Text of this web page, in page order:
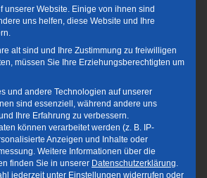
2025 mit
unserer Website. Einige von ihnen sind
uns helfen, diese Website und Ihre
alt sind und Ihre Zustimmung zu freiwilligen
müssen Sie Ihre Erziehungsberechtigten um
und andere Technologien auf unserer
sind essenziell, während andere uns
Ihre Erfahrung zu verbessern.
können verarbeitet werden (z. B. IP-
Anzeigen und Inhalte oder
Weitere Informationen über die
finden Sie in unserer Datenschutzerklärung.
jederzeit unter Einstellungen widerrufen oder